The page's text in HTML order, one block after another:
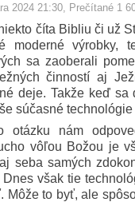
2024 21:30 , Prečítané 1
číta Bibliu či už
moderné výrobky,
sa zaoberali
činností aj
deje. Takže keď
súčasné
otázku nám
vôľou Božou je
seba samých
Dnes však tie
Môže to byť, ale